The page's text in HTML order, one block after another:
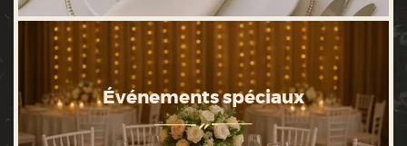
Événements spéciaux